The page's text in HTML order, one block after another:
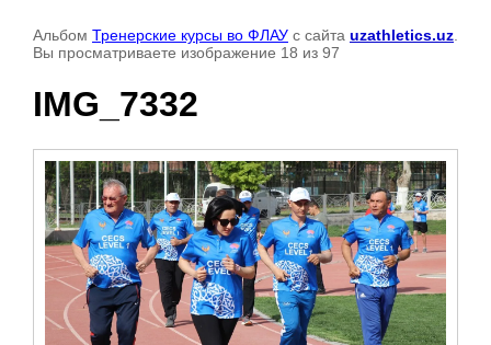
Альбом Тренерские курсы во ФЛАУ с сайта uzathletics.uz
Вы просматриваете изображение 18 из 97
IMG_7332